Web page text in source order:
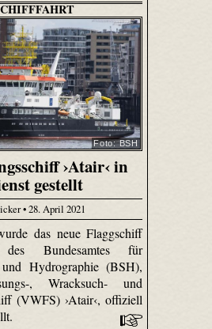
Foto: BSH
›Atair‹ in
gestellt
• 28. April 2021
das neue Flaggschiff
Bundesamtes für
und Hydrographie (BSH),
, Wracksuch- und
(VWFS) ›Atair‹, offiziell